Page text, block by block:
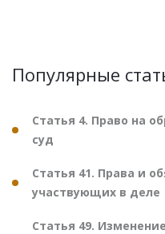
Популярные
Статья 4. Право на
суд
Статья 41. Права и
участвующих в деле
Статья 49.